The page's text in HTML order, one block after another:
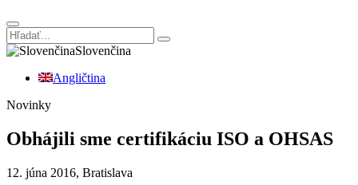
Slovenčina
Angličtina
Novinky
Obhájili sme certifikáciu ISO a OHSAS
12. júna 2016, Bratislava